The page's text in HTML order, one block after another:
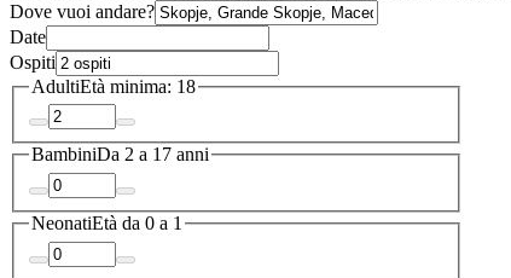
Dove vuoi andare?
Date
Ospiti
AdultiEtà minima: 18
BambiniDa 2 a 17 anni
NeonatiEtà da 0 a 1